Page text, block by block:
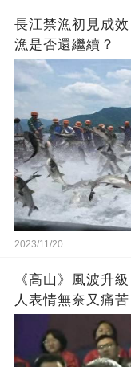
長江禁漁初見成
漁是否還繼續？
2023/11/20
《高山》風波升
人表情無奈又痛苦